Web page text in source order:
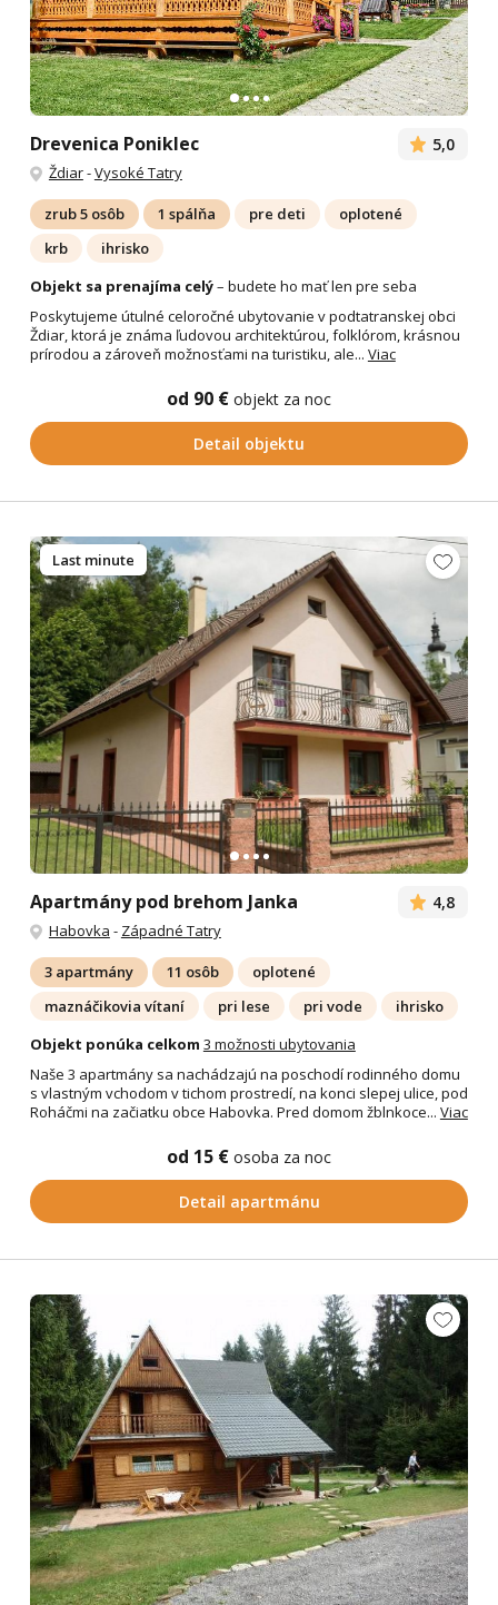
Drevenica Poniklec 5,0
Ždiar-Vysoké Tatry
zrub 5 osôb 1 spálňa pre deti
oplotené
krb
ihrisko
Objekt sa prenajíma celý– budete ho mať len pre seba
Poskytujeme útulné celoročné ubytovanie v podtatranskej obci
Ždiar, ktorá je známa ľudovou architektúrou, folklórom, krásnou
prírodou a zároveň možnosťami na turistiku, ale... Viac
od 90 € objekt za noc
Detail objektu
Apartmány pod brehom Janka 4,8
Habovka - Západné Tatry
3 apartmány 11 osôb
oplotené
maznáčikovia vítaní
pri lese pri vode
ihrisko
Objekt ponúka celkom 3 možnosti ubytovania
Naše 3 apartmány sa nachádzajú na poschodí rodinného domu
s vlastným vchodom v tichom prostredí, na konci slepej ulice, pod
Roháčmi na začiatku obce Habovka. Pred domom žblnkoce... Viac
od 15 € osoba za noc
Detail apartmánu
Last minute